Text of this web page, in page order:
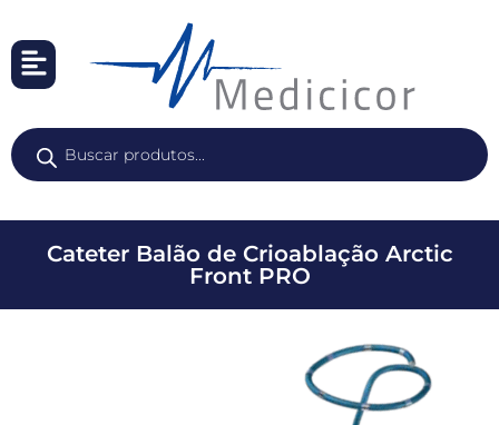
Cateter Balão de Crioablação Arctic
Front PRO